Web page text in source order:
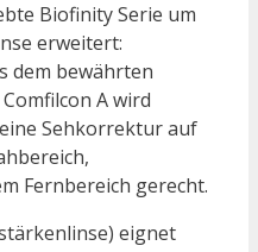
Biofinity Serie um
erweitert:
dem bewährten
A wird
Sehkorrektur auf
Fernbereich gerecht.
eignet